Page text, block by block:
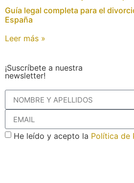
Guía legal completa para el
España
Leer más »
¡Suscríbete a nuestra
newsletter!
He leído y acepto la Política de